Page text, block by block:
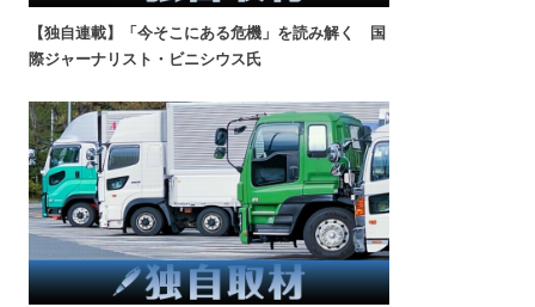
【独自連載】「今そこにある危機」を読み解く 国
際ジャーナリスト・ビニシウス氏